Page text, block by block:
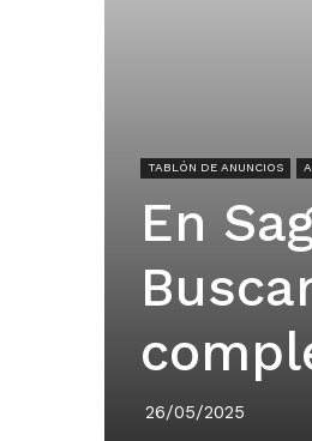
TABLÓN DE ANUNCIOS
En
26/05/2025